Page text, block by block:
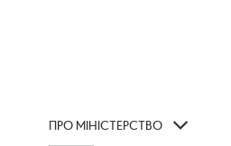
ПРО МІНІСТЕРСТВО